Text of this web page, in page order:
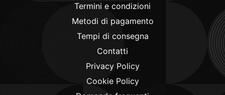
Termini e condizioni
Metodi di pagamento
Tempi di consegna
Contatti
Privacy Policy
Cookie Policy